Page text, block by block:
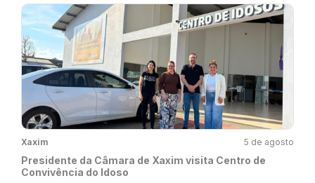
Xaxim 5 de agosto
Presidente da Câmara de Xaxim visita Centro de
Convivência do Idoso